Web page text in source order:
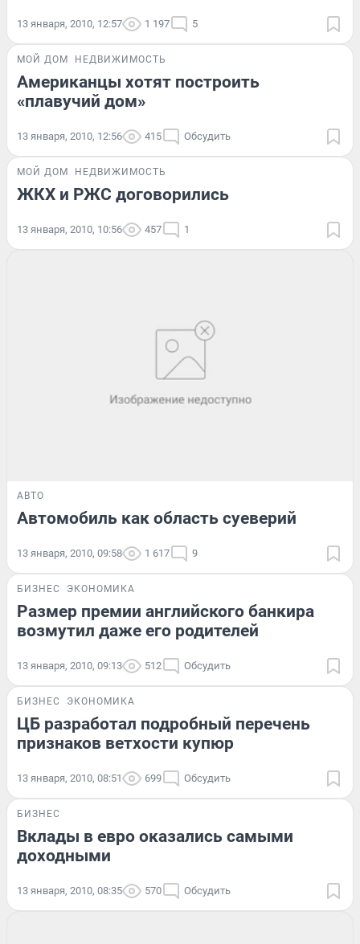
13 января, 2010, 12:57 1 197 5
МОЙ ДОМ НЕДВИЖИМОСТЬ
Американцы хотят построить
«плавучий дом»
13 января, 2010, 12:56 415 Обсудить
МОЙ ДОМ НЕДВИЖИМОСТЬ
ЖКХ и РЖС договорились
13 января, 2010, 10:56 457 1
АВТО
Автомобиль как область суеверий
13 января, 2010, 09:58 1 617 9
БИЗНЕС ЭКОНОМИКА
Размер премии английского банкира
возмутил даже его родителей
13 января, 2010, 09:13 512 Обсудить
БИЗНЕС ЭКОНОМИКА
ЦБ разработал подробный перечень
признаков ветхости купюр
13 января, 2010, 08:51 699 Обсудить
БИЗНЕС
Вклады в евро оказались самыми
доходными
13 января, 2010, 08:35 570 Обсудить